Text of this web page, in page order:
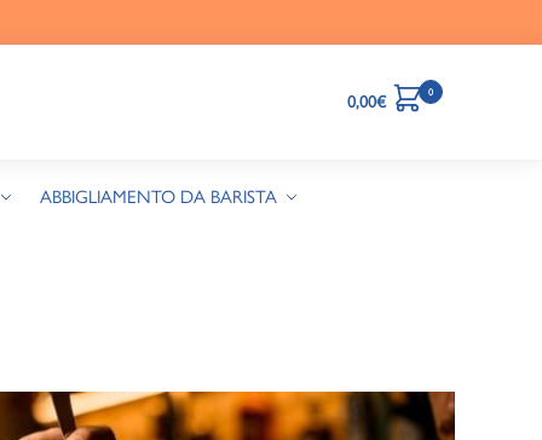
0,00€ 0
ABBIGLIAMENTO DA BARISTA